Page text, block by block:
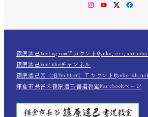
Instagram
YouTubeTwitter
篠原遙己Instagramアカウント
篠原遙己Youtubeチャンネル
篠原遙己Ｘ（旧Twitter）アカウント
鎌倉市長谷の篠原遙己書道教室Facebookページ